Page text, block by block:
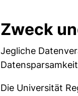
Zweck
Jegliche
Die Universität